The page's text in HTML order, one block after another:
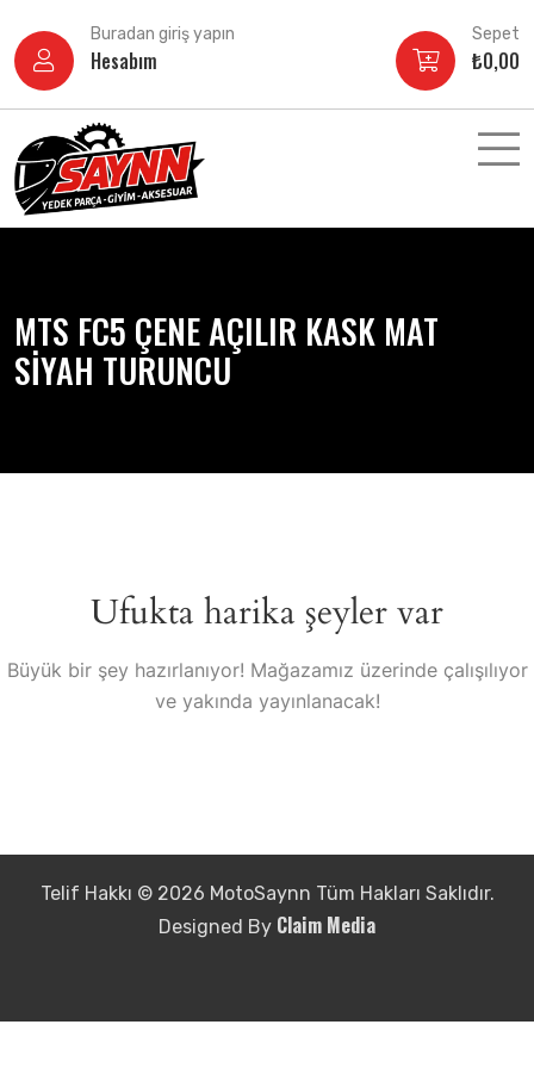
atla
Buradan giriş yapın
Hesabım
Sepet
₺0,00
MTS FC5 ÇENE AÇILIR KASK MAT
SİYAH TURUNCU
Ufukta harika şeyler var
Büyük bir şey hazırlanıyor! Mağazamız üzerinde çalışılıyor
ve yakında yayınlanacak!
Telif Hakkı © 2026 MotoSaynn Tüm Hakları Saklıdır.
Designed By Claim Media